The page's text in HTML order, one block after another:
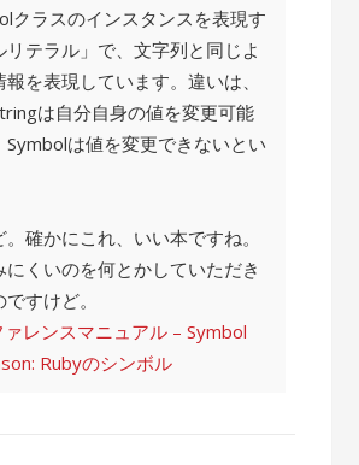
クラスのインスタンスを表現す
リテラル」で、文字列と同じよ
報を表現しています。違いは、
は自分自身の値を変更可能
Symbolは値を変更できないとい
確かにこれ、いい本ですね。
にくいのを何とかしていただき
すけど。
レンスマニュアル – Symbol
Rubyのシンボル